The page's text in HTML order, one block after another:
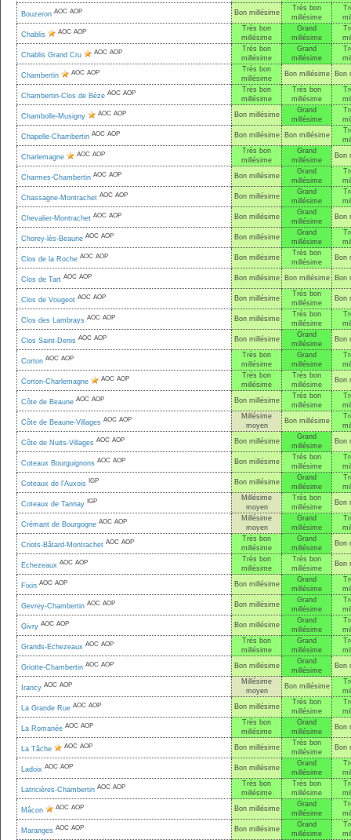
Bouzeron AOC AOP Bon millésime
Très bon
millésime
Chablis AOC AOP
Très bon
millésime
Grand
millésime
Chablis Grand Cru AOC AOP
Très bon
millésime
Grand
millésime
Chambertin AOC AOP
Très bon
millésime
Bon millésime Bon
Chambertin-Clos de Bèze AOC AOP
Très bon
millésime
Très bon
millésime
Chambolle-Musigny AOC AOP Bon millésime
Grand
millésime
Chapelle-Chambertin AOC AOP Bon millésime Bon millésime
Charlemagne AOC AOP
Très bon
millésime
Grand
millésime
Bon
Charmes-Chambertin AOC AOP Bon millésime
Grand
millésime
Chassagne-Montrachet AOC AOP Bon millésime
Grand
millésime
Chevalier-Montrachet AOC AOP Bon millésime
Grand
millésime
Bon
Chorey-lès-Beaune AOC AOP Bon millésime
Grand
millésime
Clos de la Roche AOC AOP Bon millésime
Très bon
millésime
Bon
Clos de Tart AOC AOP Bon millésime Bon millésime Bon
Clos de Vougeot AOC AOP Bon millésime
Très bon
millésime
Bon
Clos des Lambrays AOC AOP Bon millésime
Très bon
millésime
Clos Saint-Denis AOC AOP Bon millésime
Grand
millésime
Bon
Corton AOC AOP
Très bon
millésime
Grand
millésime
Corton-Charlemagne AOC AOP
Très bon
millésime
Très bon
millésime
Bon
Côte de Beaune AOC AOP Bon millésime
Très bon
millésime
Côte de Beaune-Villages AOC AOP
Millésime
moyen
Bon millésime
Côte de Nuits-Villages AOC AOP Bon millésime
Grand
millésime
Bon
Coteaux Bourguignons AOC AOP Bon millésime
Très bon
millésime
Coteaux de l'Auxois IGP Bon millésime
Grand
millésime
Coteaux de Tannay IGP
Millésime
moyen
Très bon
millésime
Bon
Crémant de Bourgogne AOC AOP
Millésime
moyen
Grand
millésime
Criots-Bâtard-Montrachet AOC AOP
Très bon
millésime
Grand
millésime
Bon
Echezeaux AOC AOP
Très bon
millésime
Très bon
millésime
Bon
Fixin AOC AOP Bon millésime
Grand
millésime
Gevrey-Chambertin AOC AOP Bon millésime
Grand
millésime
Givry AOC AOP Bon millésime
Grand
millésime
Grands-Echezeaux AOC AOP
Très bon
millésime
Grand
millésime
Griotte-Chambertin AOC AOP Bon millésime
Grand
millésime
Bon
Irancy AOC AOP
Millésime
moyen
Bon millésime
La Grande Rue AOC AOP Bon millésime
Très bon
millésime
La Romanée AOC AOP
Très bon
millésime
Grand
millésime
Bon
La Tâche AOC AOP Bon millésime
Très bon
millésime
Bon
Ladoix AOC AOP Bon millésime
Grand
millésime
Latricières-Chambertin AOC AOP
Très bon
millésime
Très bon
millésime
Mâcon AOC AOP Bon millésime
Grand
millésime
Maranges AOC AOP Bon millésime
Grand
millésime